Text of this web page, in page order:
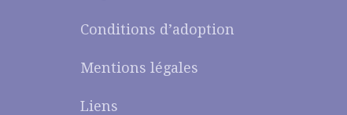
Conditions d’adoption
Mentions légales
Liens